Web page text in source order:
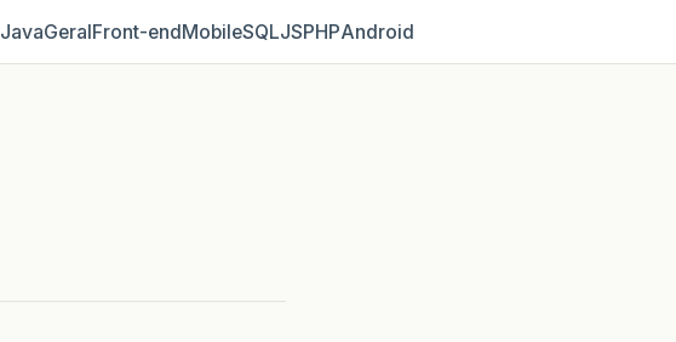
JavaGeralFront‑endMobileSQLJSPHPAndroid